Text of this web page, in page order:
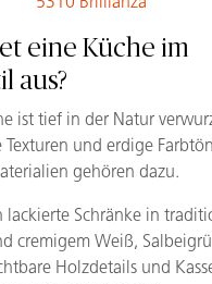
eine Küche im
aus?
ist tief in der Natur
und erdige
gehören dazu.
lackierte Schränke in
cremigem Weiß,
Holzdetails und